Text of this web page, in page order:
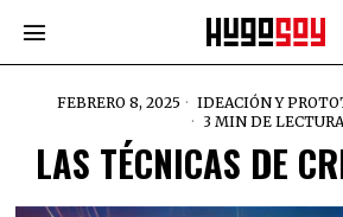
FEBRERO 8, 2025 IDEACIÓN Y
3 MIN DE
LAS TÉCNICAS DE